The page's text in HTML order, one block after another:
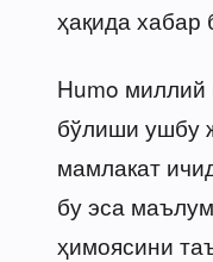
ҳақида хабар
Humo
бўлиши ушбу
мамлакат
бу эса
ҳимоясини